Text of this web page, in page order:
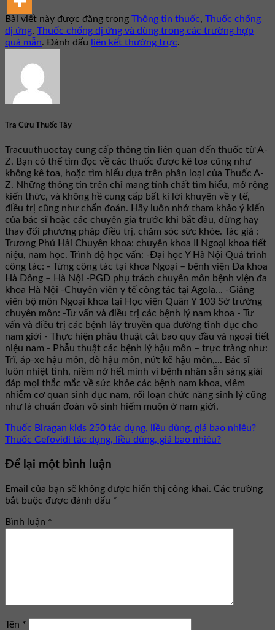
Bài viết này được đăng trong Thông tin thuốc, Thuốc chống
dị ứng, Thuốc chống dị ứng và dùng trong các trường hợp
quá mẫn. Đánh dấu liên kết thường trực.
Tra Cứu Thuốc Tây
Tracuuthuoctay cung cấp thông tin liên quan đến thuốc từ A-
Z. Bạn có thể tìm đọc về các thuốc được kê toa cũng như
không kê toa, hoặc tìm hiểu dựa trên phân loại của Thuốc A-
Z. Những thông tin trên chỉ mang tính chất tìm hiểu, mở rộng
kiến thức, và không hề cung cấp bất kì lời khuyên về y tế,
điều trị cũng như chẩn đoán. Hãy luôn nhớ tham khảo ý kiến
của bác sĩ hoặc các chuyên gia trước khi bắt đầu, dừng hay
thay đổi phương pháp điều trị, chăm sóc sức khỏe. Tác giả :
Trương Phú Hải Chuyên khoa: chuyên khoa II Ngoại khoa tiết
niệu, nam học. Trình độ học vấn: -Đại học Y Hà Nội Quá trình
công tác: - Từng công tác tại khoa Ngoại – bệnh viện Đa khoa
Hà Đông – Hà Nội -PGĐ phụ trách chuyên môn bệnh viện đa
khoa Hà Nội -Chuyên viên y tế công tác tại Agola... -Giảng
viên bộ môn Ngoại khoa tại Học viện Quân Y 103 Sở trưởng
chuyên môn: -Tư vấn và điều trị các bệnh lý nam khoa - Tư
vấn và điều trị các bệnh lây truyền qua đường tình dục cho
nam giới - Thực hiện phẫu thuật cắt bao quy đầu và ngoại tiết
niệu nam - Phẫu thuật các bệnh lý hậu môn – trực tràng như:
Trĩ, áp-xe hậu môn, dò hậu môn, nứt kẽ hậu môn,... Bác sĩ
luôn nhiệt tình, niềm nở hết mình vì bệnh nhân sẵn sàng giải
đáp mọi thắc mắc về sức khỏe các bệnh nam khoa, viêm
nhiễm cơ quan sinh dục nam, rối loạn chức năng sinh lý cũng
như là chuẩn đoán vô sinh hiếm muộn ở nam giới.
Thuốc Biragan kids 250 tác dụng, liều dùng, giá bao nhiêu?
Thuốc Cefovidi tác dụng, liều dùng, giá bao nhiêu?
Để lại một bình luận
Email của bạn sẽ không được hiển thị công khai. Các trường
bắt buộc được đánh dấu *
Bình luận *
Tên *